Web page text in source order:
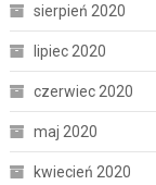
sierpień 2020
lipiec 2020
czerwiec 2020
maj 2020
kwiecień 2020